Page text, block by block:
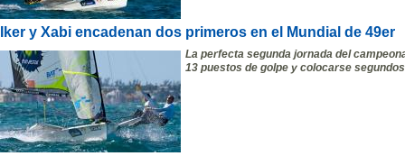
Iker y Xabi encadenan dos primeros en el Mundial de 49er
La perfecta segunda jornada del
13 puestos de golpe y colocarse